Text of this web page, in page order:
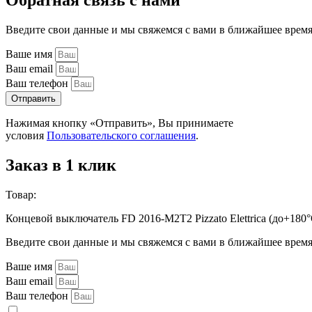
Введите свои данные и мы свяжемся с вами в ближайшее время
Ваше имя
Ваш email
Ваш телефон
Отправить
Нажимая кнопку «Отправить», Вы принимаете
условия Пользовательского соглашения.
Заказ в 1 клик
Товар:
Концевой выключатель FD 2016-M2T2 Pizzato Elettrica
Введите свои данные и мы свяжемся с вами в ближайшее время
Ваше имя
Ваш email
Ваш телефон